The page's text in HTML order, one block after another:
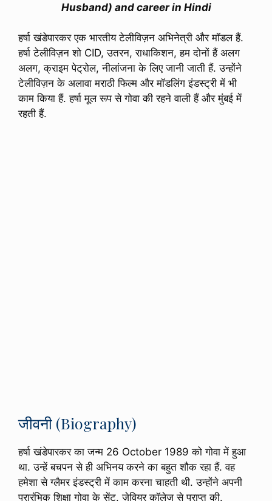
Husband) and career in Hindi
हर्षा खंडेपारकर एक भारतीय टेलीविज़न अभिनेत्री और मॉडल हैं.
हर्षा टेलीविज़न शो CID, उतरन, राधाकिशन, हम दोनों हैं अलग
अलग, क्राइम पेट्रोल, नीलांजना के लिए जानी जाती हैं. उन्होंने
टेलीविज़न के अलावा मराठी फिल्म और मॉडलिंग इंडस्ट्री में भी
काम किया हैं. हर्षा मूल रूप से गोवा की रहने वाली हैं और मुंबई में
रहती हैं.
जीवनी (Biography)
हर्षा खंडेपारकर का जन्म 26 October 1989 को गोवा में हुआ
था. उन्हें बचपन से ही अभिनय करने का बहुत शौक रहा हैं. वह
हमेशा से ग्लैमर इंडस्ट्री में काम करना चाहती थी. उन्होंने अपनी
प्रारंभिक शिक्षा गोवा के सेंट. ज़ेवियर कॉलेज से प्राप्त की.